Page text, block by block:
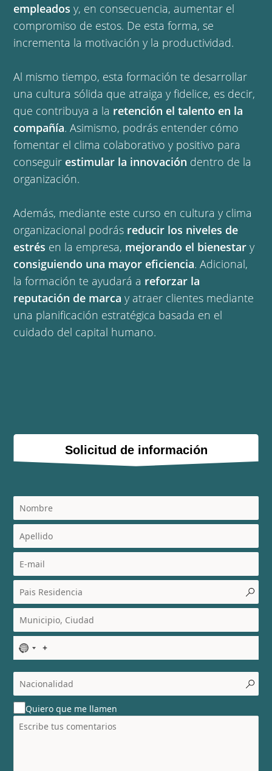
empleados y, en consecuencia, aumentar el
compromiso de estos. De esta forma, se
incrementa la motivación y la productividad.
Al mismo tiempo, esta formación te desarrollar
una cultura sólida que atraiga y fidelice, es decir,
que contribuya a la retención el talento en la
compañía. Asimismo, podrás entender cómo
fomentar el clima colaborativo y positivo para
conseguir estimular la innovación dentro de la
organización.
Además, mediante este curso en cultura y clima
organizacional podrás reducir los niveles de
estrés en la empresa, mejorando el bienestar y
consiguiendo una mayor eficiencia. Adicional,
la formación te ayudará a reforzar la
reputación de marca y atraer clientes mediante
una planificación estratégica basada en el
cuidado del capital humano.
Solicitud de información
N
o
c
o
u
n
t
Quiero que me llamen